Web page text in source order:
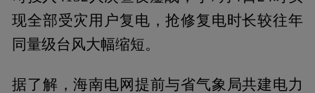
现全部受灾用户复电，抢修复电时长较往年
同量级台风大幅缩短。
据了解，海南电网提前与省气象局共建电力